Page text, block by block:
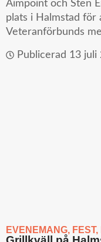
Aimpoint och Sten
plats i Halmstad för
Veteranförbunds
Publicerad 13 juli
EVENEMANG, FEST,